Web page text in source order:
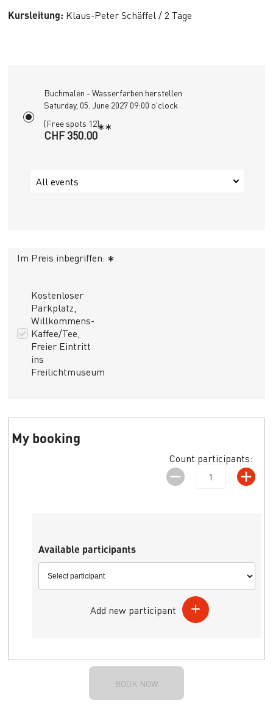
Kursleitung: Klaus-Peter Schäffel / 2 Tage
Buchmalen - Wasserfarben herstellen
Saturday, 05. June 2027 09:00 o'clock
(Free spots 12)
CHF 350.00**
All events
Im Preis inbegriffen: *
Kostenloser
Parkplatz,
Willkommens-
Kaffee/Tee,
Freier Eintritt
ins
Freilichtmuseum
My booking
Count participants:
Available participants
Add new participant
BOOK NOW